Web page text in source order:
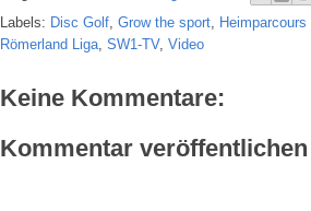
Labels: Disc Golf, Grow the sport,
Römerland Liga, SW1-TV, Video
Keine Kommentare:
Kommentar veröffentlichen